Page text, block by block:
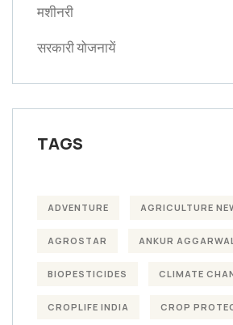
मशीनरी
सरकारी योजनायें
TAGS
ADVENTURE AGRICULTURE
AGROSTAR ANKUR
BIOPESTICIDES CLIMATE
CROPLIFE INDIA CROP